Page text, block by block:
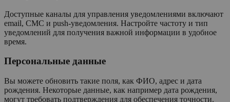
Доступные каналы для управления уведомлениями включают
email, СМС и push-уведомления. Настройте частоту и тип
уведомлений для получения важной информации в удобное
время.
Персональные данные
Вы можете обновить такие поля, как ФИО, адрес и дата
рождения. Некоторые данные, как например дата рождения,
могут требовать подтверждения для обеспечения точности.